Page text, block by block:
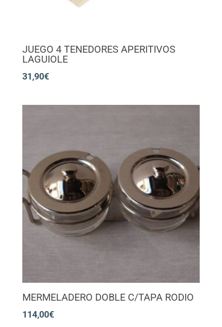
JUEGO 4 TENEDORES APERITIVOS
LAGUIOLE
31,90€
MERMELADERO DOBLE C/TAPA RODIO
114,00€